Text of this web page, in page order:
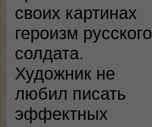
своих картинах
героизм русского
солдата.
Художник не
любил писать
эффектных